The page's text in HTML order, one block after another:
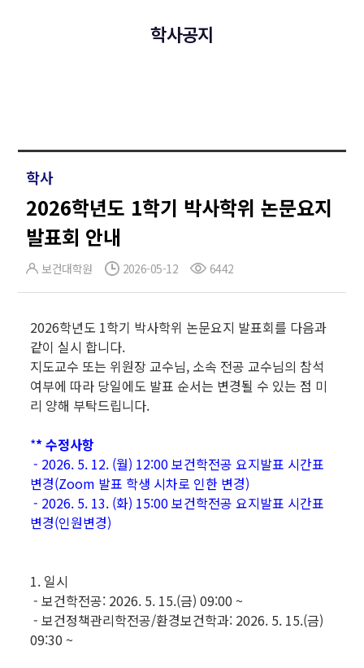
학사공지
학사
2026학년도 1학기 박사학위 논문요지
발표회 안내
보건대학원 2026-05-12 6442
2026학년도 1학기 박사학위 논문요지 발표회를 다음과
같이 실시 합니다.
지도교수 또는 위원장 교수님, 소속 전공 교수님의 참석
여부에 따라 당일에도 발표 순서는 변경될 수 있는 점 미
리 양해 부탁드립니다.
** 수정사항
- 2026. 5. 12. (월) 12:00 보건학전공 요지발표 시간표
변경(Zoom 발표 학생 시차로 인한 변경)
- 2026. 5. 13. (화) 15:00 보건학전공 요지발표 시간표
변경(인원변경)
1. 일시
- 보건학전공: 2026. 5. 15.(금) 09:00 ~
- 보건정책관리학전공/환경보건학과: 2026. 5. 15.(금)
09:30 ~